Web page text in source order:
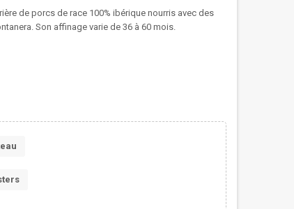
de porcs de race 100% ibérique nourris avec des
Son affinage varie de 36 à 60 mois.